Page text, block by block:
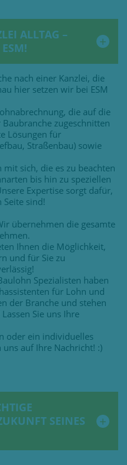
ALLTAG –
nach einer Kanzlei, die
hier setzen wir bei ESM
die auf die
zugeschnitten
Lösungen für
Straßenbau) sowie
sich, die es zu beachten
bis hin zu speziellen
Expertise sorgt dafür,
Seite sind!
übernehmen die gesamte
Ihnen die Möglichkeit,
und für Sie zu
Spezialisten haben
für Lohn und
der Branche und stehen
Sie uns Ihre
oder ein individuelles
auf Ihre Nachricht! :)
SEINES